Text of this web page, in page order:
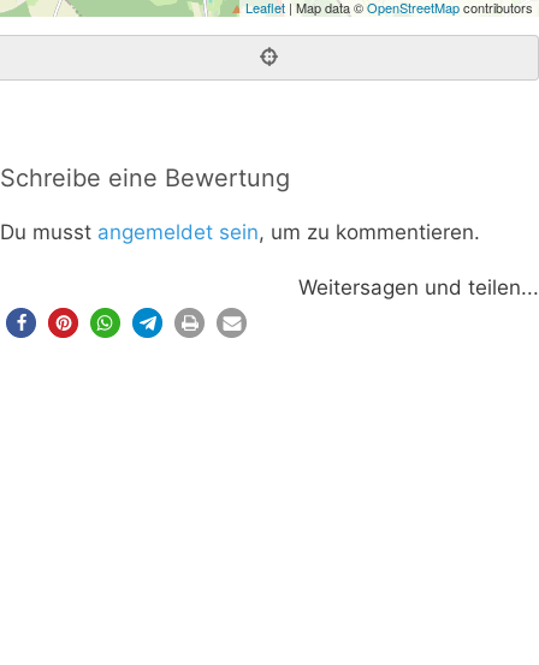
Leaflet | Map data ©OpenStreetMapcontributors
Schreibe eine Bewertung
Du musst angemeldet sein, um zu kommentieren.
Weitersagen und teilen...